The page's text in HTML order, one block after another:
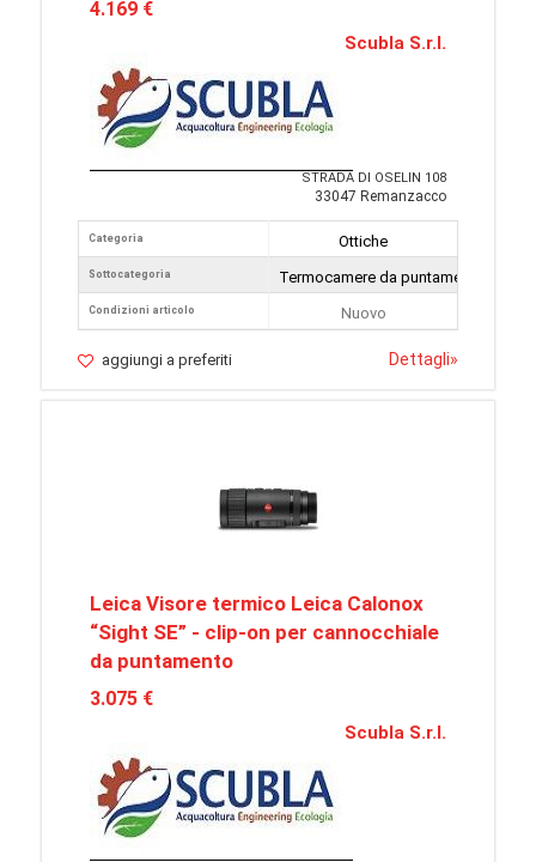
4.169 €
Scubla S.r.l.
STRADA DI OSELIN 108
33047 Remanzacco
Categoria
Sottocategoria
Condizioni articolo
Ottiche
Termocamere da puntamento
Nuovo
aggiungi a preferiti Dettagli»
Leica Visore termico Leica Calonox
“Sight SE” - clip-on per cannocchiale
da puntamento
3.075 €
Scubla S.r.l.